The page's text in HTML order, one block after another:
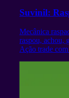
Suvinil:
Mecânica
raspou, achou,
Ação trade